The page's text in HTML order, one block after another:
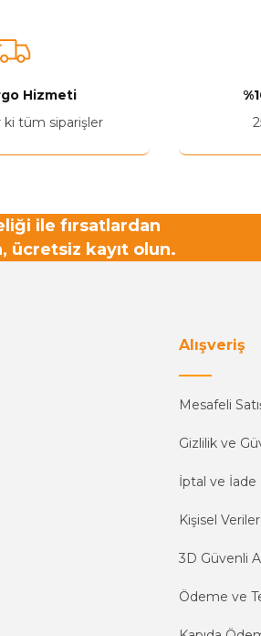
eksik bilgiler bulunuyor.
Hizmeti
ki tüm siparişler
ile fırsatlardan
ücretsiz kayıt olun.
Alışveriş
Mesafeli
Gizlilik ve
İptal ve İade
Kişisel
3D Güvenli
Ödeme ve